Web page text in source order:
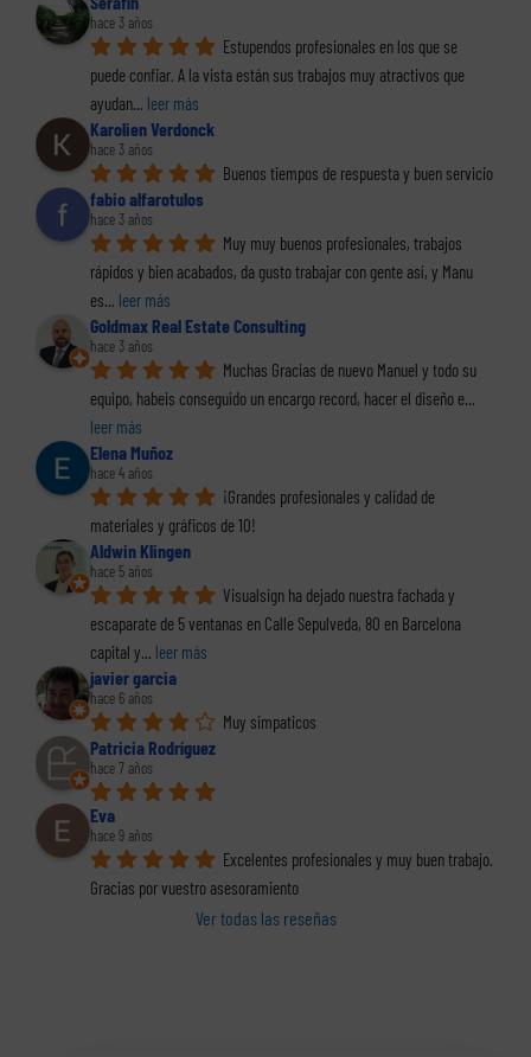
hace 3 años
Estupendos profesionales en los que se
puede confiar. A la vista están sus trabajos muy atractivos que
ayudan... leer más
Karolien Verdonck
hace 3 años
Buenos tiempos de respuesta y buen servicio
fabio alfarotulos
hace 3 años
Muy muy buenos profesionales, trabajos
rápidos y bien acabados, da gusto trabajar con gente así, y Manu
es... leer más
Goldmax Real Estate Consulting
hace 3 años
Muchas Gracias de nuevo Manuel y todo su
equipo, habeis conseguido un encargo record, hacer el diseño e
leer más
Elena Muñoz
hace 4 años
¡Grandes profesionales y calidad de
materiales y gráficos de 10!
Aldwin Klingen
hace 5 años
Visualsign ha dejado nuestra fachada y
escaparate de 5 ventanas en Calle Sepulveda, 80 en Barcelona
capital y... leer más
javier garcia
hace 6 años
Muy simpaticos
Patricia Rodríguez
hace 7 años
Eva
hace 9 años
Excelentes profesionales y muy buen trabajo.
Gracias por vuestro asesoramiento
Ver todas las reseñas